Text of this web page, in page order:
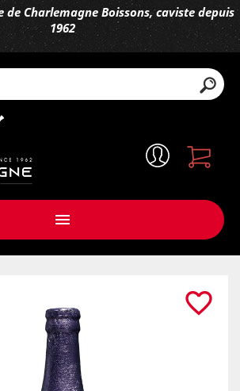
de Charlemagne Boissons, caviste depuis
1962

favorite_border